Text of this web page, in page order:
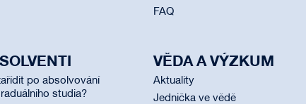
FAQ
po absolvování
studia?
VĚDA A VÝZKUM
Aktuality
Jednička ve vědě